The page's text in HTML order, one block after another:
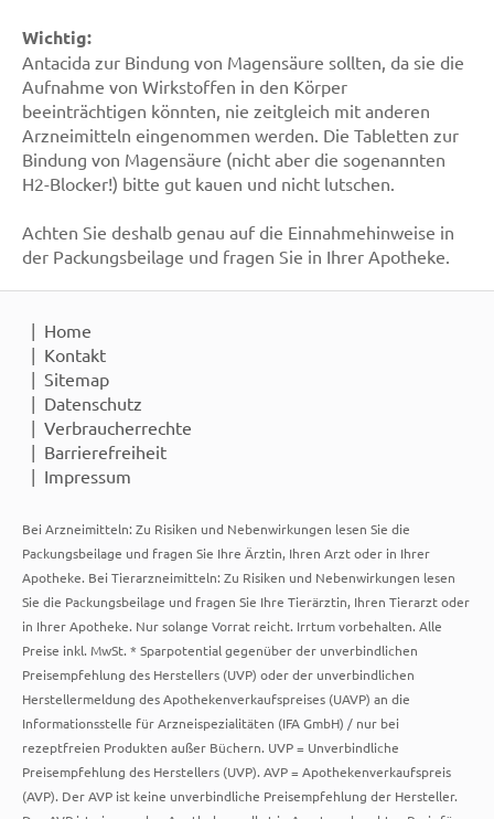
Wichtig:
Antacida zur Bindung von Magensäure sollten, da sie die
Aufnahme von Wirkstoffen in den Körper
beeinträchtigen könnten, nie zeitgleich mit anderen
Arzneimitteln eingenommen werden. Die Tabletten zur
Bindung von Magensäure (nicht aber die sogenannten
H2-Blocker!) bitte gut kauen und nicht lutschen.
Achten Sie deshalb genau auf die Einnahmehinweise in
der Packungsbeilage und fragen Sie in Ihrer Apotheke.
Home
Kontakt
Sitemap
Datenschutz
Verbraucherrechte
Barrierefreiheit
Impressum
Bei Arzneimitteln: Zu Risiken und Nebenwirkungen lesen Sie die
Packungsbeilage und fragen Sie Ihre Ärztin, Ihren Arzt oder in Ihrer
Apotheke. Bei Tierarzneimitteln: Zu Risiken und Nebenwirkungen lesen
Sie die Packungsbeilage und fragen Sie Ihre Tierärztin, Ihren Tierarzt oder
in Ihrer Apotheke. Nur solange Vorrat reicht. Irrtum vorbehalten. Alle
Preise inkl. MwSt. * Sparpotential gegenüber der unverbindlichen
Preisempfehlung des Herstellers (UVP) oder der unverbindlichen
Herstellermeldung des Apothekenverkaufspreises (UAVP) an die
Informationsstelle für Arzneispezialitäten (IFA GmbH) / nur bei
rezeptfreien Produkten außer Büchern. UVP = Unverbindliche
Preisempfehlung des Herstellers (UVP). AVP = Apothekenverkaufspreis
(AVP). Der AVP ist keine unverbindliche Preisempfehlung der Hersteller.